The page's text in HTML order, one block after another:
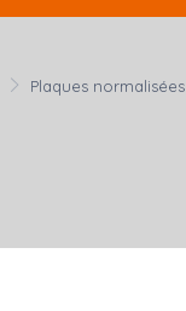
Plaques normalisées